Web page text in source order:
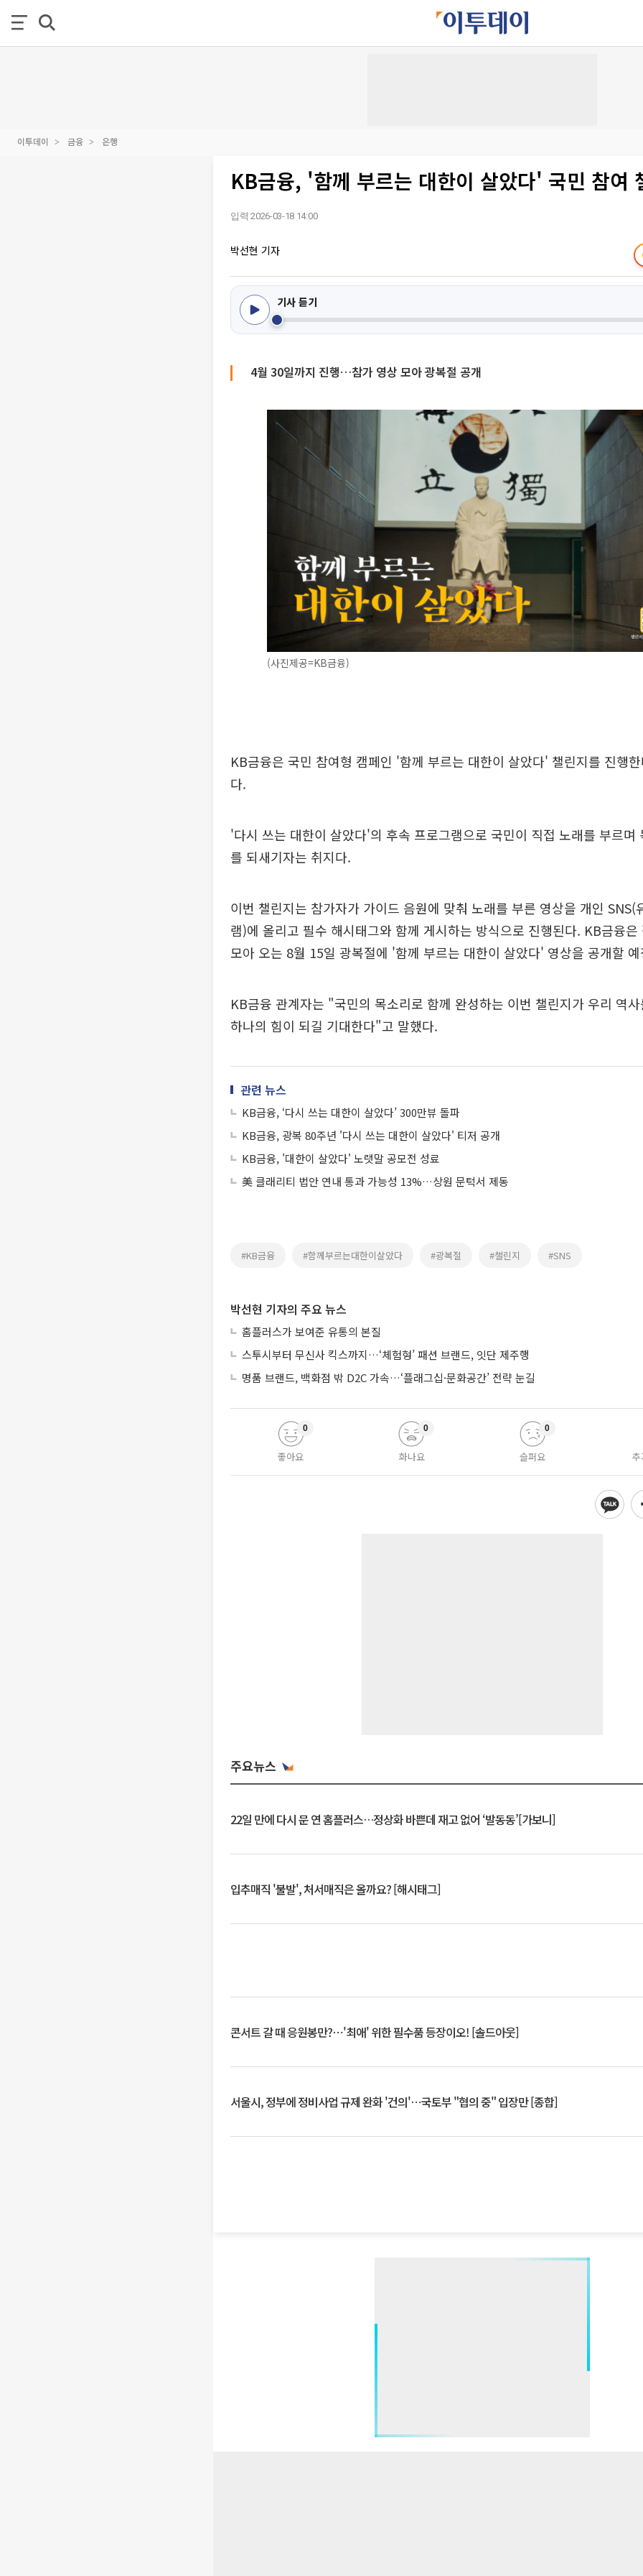
이투데이 금융 은행
KB금융, '함께 부르는 대한이 살았다' 국민 참여
입력 2026-03-18 14:00
박선현 기자
기사 듣기
4월 30일까지 진행…참가 영상 모아 광복절 공개
(사진제공=KB금융)
KB금융은 국민 참여형 캠페인 '함께 부르는 대한이 살았다' 챌린지를 진행
다.
'다시 쓰는 대한이 살았다'의 후속 프로그램으로 국민이 직접 노래를 부르며
를 되새기자는 취지다.
이번 챌린지는 참가자가 가이드 음원에 맞춰 노래를 부른 영상을 개인 SNS(
램)에 올리고 필수 해시태그와 함께 게시하는 방식으로 진행된다. KB금융은
모아 오는 8월 15일 광복절에 '함께 부르는 대한이 살았다' 영상을 공개할
KB금융 관계자는 "국민의 목소리로 함께 완성하는 이번 챌린지가 우리 역
하나의 힘이 되길 기대한다"고 말했다.
관련 뉴스
KB금융, ‘다시 쓰는 대한이 살았다’ 300만뷰 돌파
KB금융, 광복 80주년 '다시 쓰는 대한이 살았다' 티저 공개
KB금융, '대한이 살았다' 노랫말 공모전 성료
美 클래리티 법안 연내 통과 가능성 13%…상원 문턱서 제동
#KB금융 #함께부르는대한이살았다 #광복절 #챌린지 #SNS
박선현 기자의 주요 뉴스
홈플러스가 보여준 유통의 본질
스투시부터 무신사 킥스까지…‘체험형’ 패션 브랜드, 잇단 제주행
명품 브랜드, 백화점 밖 D2C 가속…‘플래그십·문화공간’ 전략 눈길
좋아요
0
화나요
0
슬퍼요
0
주요뉴스
22일 만에 다시 문 연 홈플러스…정상화 바쁜데 재고 없어 ‘발동동’[가보니]
입추매직 '불발', 처서매직은 올까요? [해시태그]
콘서트 갈 때 응원봉만?⋯'최애' 위한 필수품 등장이오! [솔드아웃]
서울시, 정부에 정비사업 규제 완화 '건의'⋯국토부 "협의 중" 입장만 [종합]